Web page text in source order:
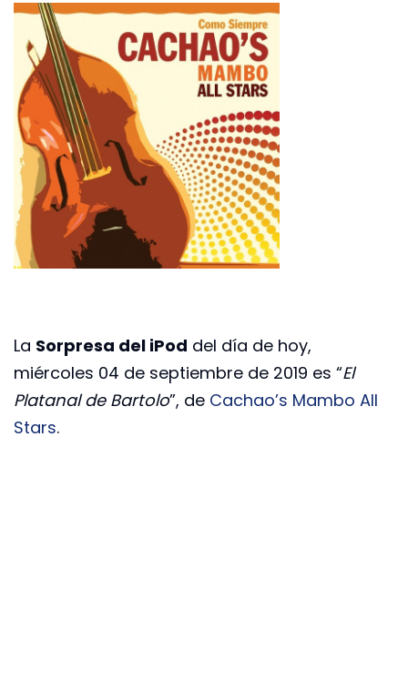
La Sorpresa del iPod del día de hoy,
miércoles 04 de septiembre de 2019 es “El
Platanal de Bartolo”, de Cachao’s Mambo All
Stars.